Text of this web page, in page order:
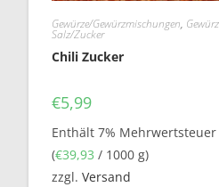
Gewürze/Gewürzmischungen,
Salz/Zucker
Chili Zucker
€5,99
Enthält 7% Mehrwertsteuer
(€39,93 / 1000 g)
zzgl.Versand